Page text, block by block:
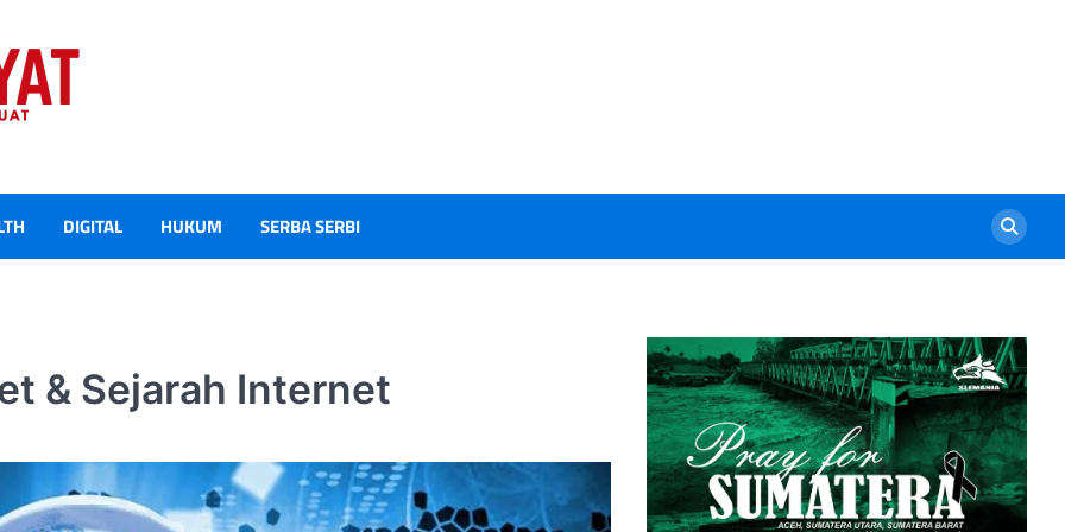
DIGITAL HUKUM SERBA SERBI
& Sejarah Internet